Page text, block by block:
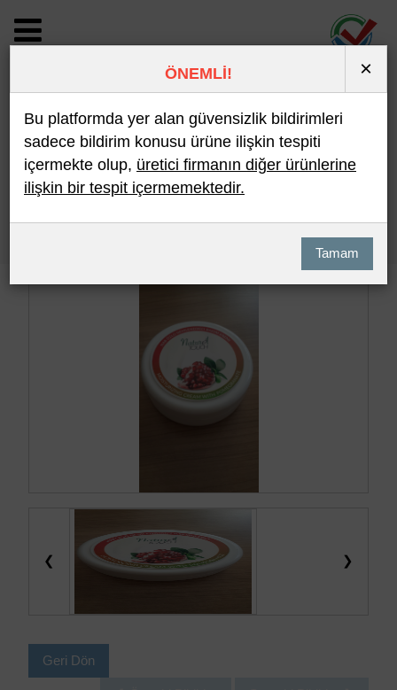
BİLDİRİM DETAYI
Son 10 Bildirim En Çok İncelenen
❮ ❯
Geri Dön
ÖNEMLİ! ×
Bu platformda yer alan güvensizlik bildirimleri
sadece bildirim konusu ürüne ilişkin tespiti
içermekte olup, üretici firmanın diğer ürünlerine
ilişkin bir tespit içermemektedir.
Tamam